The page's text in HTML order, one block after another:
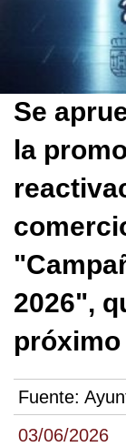
03/06/2026
Se
la
2026",
Fuente: